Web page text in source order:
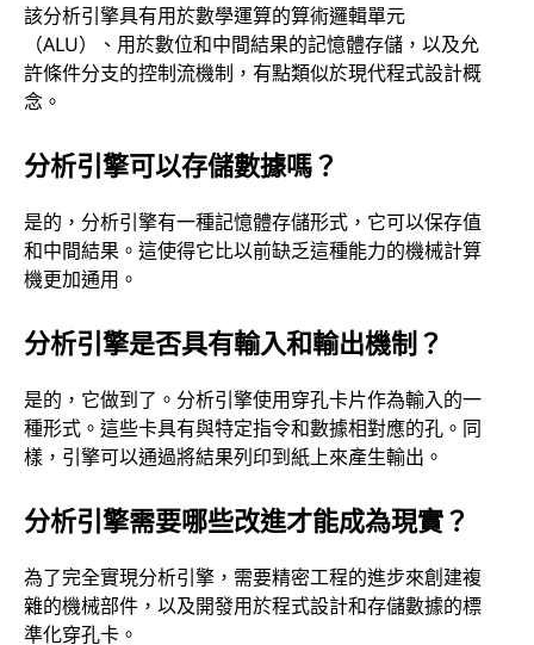
該分析引擎具有用於數學運算的算術邏輯單元
（ALU）、用於數位和中間結果的記憶體存儲，以及允
許條件分支的控制流機制，有點類似於現代程式設計概
念。
分析引擎可以存儲數據嗎？
是的，分析引擎有一種記憶體存儲形式，它可以保存值
和中間結果。這使得它比以前缺乏這種能力的機械計算
機更加通用。
分析引擎是否具有輸入和輸出機制？
是的，它做到了。分析引擎使用穿孔卡片作為輸入的一
種形式。這些卡具有與特定指令和數據相對應的孔。同
樣，引擎可以通過將結果列印到紙上來產生輸出。
分析引擎需要哪些改進才能成為現實？
為了完全實現分析引擎，需要精密工程的進步來創建複
雜的機械部件，以及開發用於程式設計和存儲數據的標
準化穿孔卡。